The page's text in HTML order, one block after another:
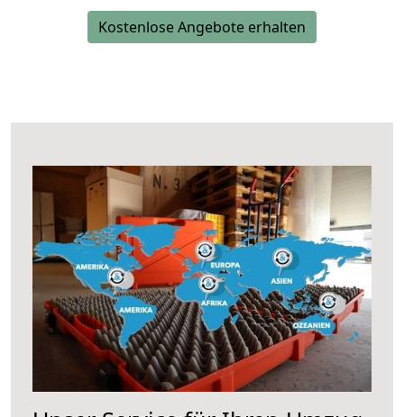
Kostenlose Angebote erhalten